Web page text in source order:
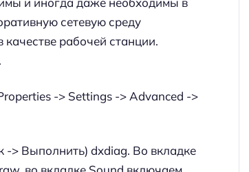
сетевую среду
рабочей станции.
-> Settings -> Advanced ->
-> Выполнить) dxdiag. Во вкладке